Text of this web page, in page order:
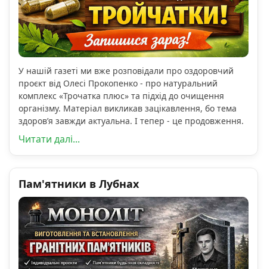
У нашій газеті ми вже розповідали про оздоровчий
проєкт від Олесі Прокопенко - про натуральний
комплекс «Трочатка плюс» та підхід до очищення
організму. Матеріал викликав зацікавлення, бо тема
здоров’я завжди актуальна. І тепер - це продовження.
Читати далі...
Пам'ятники в Лубнах